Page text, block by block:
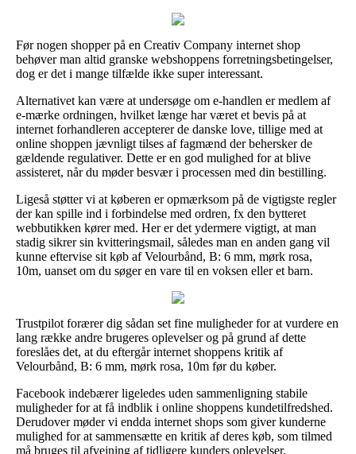
Før nogen shopper på en Creativ Company internet shop
behøver man altid granske webshoppens forretningsbetingelser,
dog er det i mange tilfælde ikke super interessant.
Alternativet kan være at undersøge om e-handlen er medlem af
e-mærke ordningen, hvilket længe har været et bevis på at
internet forhandleren accepterer de danske love, tillige med at
online shoppen jævnligt tilses af fagmænd der behersker de
gældende regulativer. Dette er en god mulighed for at blive
assisteret, når du møder besvær i processen med din bestilling.
Ligeså støtter vi at køberen er opmærksom på de vigtigste regler
der kan spille ind i forbindelse med ordren, fx den bytteret
webbutikken kører med. Her er det ydermere vigtigt, at man
stadig sikrer sin kvitteringsmail, således man en anden gang vil
kunne eftervise sit køb af Velourbånd, B: 6 mm, mørk rosa,
10m, uanset om du søger en vare til en voksen eller et barn.
Trustpilot forærer dig sådan set fine muligheder for at vurdere en
lang række andre brugeres oplevelser og på grund af dette
foreslåes det, at du eftergår internet shoppens kritik af
Velourbånd, B: 6 mm, mørk rosa, 10m før du køber.
Facebook indebærer ligeledes uden sammenligning stabile
muligheder for at få indblik i online shoppens kundetilfredshed.
Derudover møder vi endda internet shops som giver kunderne
mulighed for at sammensætte en kritik af deres køb, som tilmed
må bruges til afvejning af tidligere kunders oplevelser.